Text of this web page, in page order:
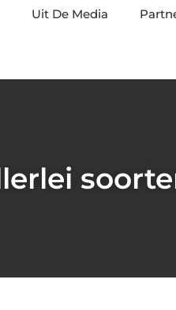
Uit De Media